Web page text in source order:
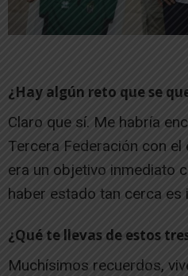
¿Hay algún reto que se
Claro que sí. Me habría
Tercera Federación con
era un objetivo inmediato
haber estado tan cerca es
¿Qué te llevas de estos
Muchísimos recuerdos,